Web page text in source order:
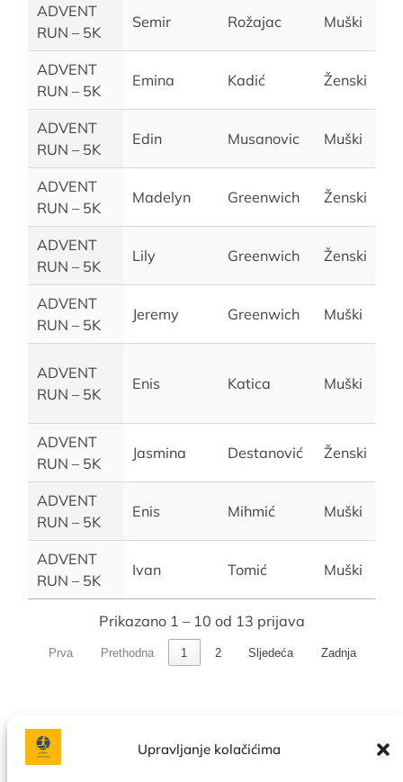
Upravljanje kolačićima
ADVENT
RUN – 5K
Semir Rožajac Muški
ADVENT
RUN – 5K
Emina Kadić Ženski
ADVENT
RUN – 5K
Edin Musanovic Muški
ADVENT
RUN – 5K
Madelyn Greenwich Ženski
ADVENT
RUN – 5K
Lily Greenwich Ženski
ADVENT
RUN – 5K
Jeremy Greenwich Muški
ADVENT
RUN – 5K
Enis Katica Muški
ADVENT
RUN – 5K
Jasmina Destanović Ženski
ADVENT
RUN – 5K
Enis Mihmić Muški
ADVENT
RUN – 5K
Ivan Tomić Muški
Prikazano 1 – 10 od 13 prijava
Prva Prethodna 1 2 Sljedeća Zadnja